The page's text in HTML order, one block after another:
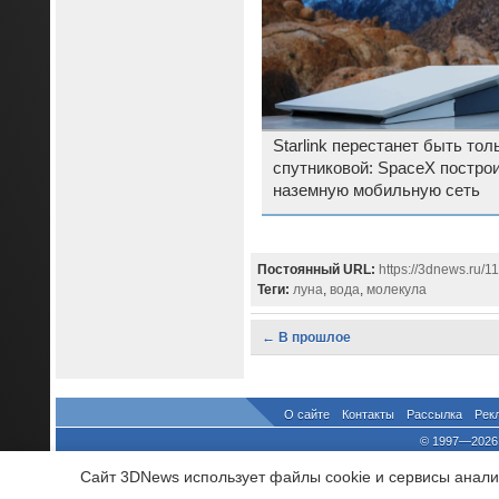
Starlink перестанет быть
спутниковой: SpaceX
наземную мобильную сеть
Постоянный URL: https://3dnews.ru/
Теги: луна, вода, молекула
← В прошлое
О сайте Контакты Рассылка
© 1997—2026
При цитировании
Сайт 3DNews использует файлы cookie и сервисы